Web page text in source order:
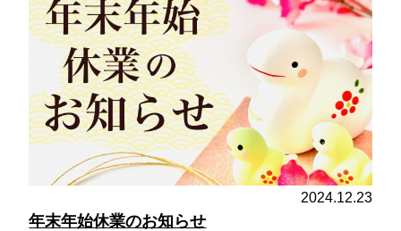
2024.12.23
年末年始休業のお知らせ